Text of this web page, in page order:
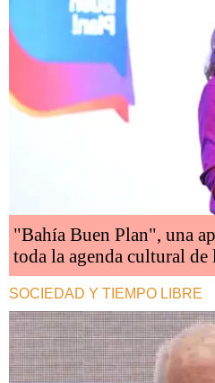
"Bahía Buen Plan", una
toda la agenda cultural de
SOCIEDAD Y TIEMPO LIBRE